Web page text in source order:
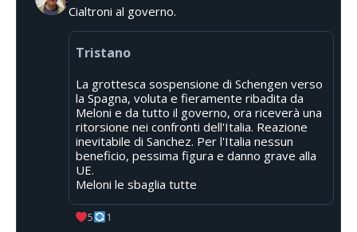
Cialtroni al governo.
Tristano
La grottesca sospensione di Schengen verso
la Spagna, voluta e fieramente ribadita da
Meloni e da tutto il governo, ora riceverà una
ritorsione nei confronti dell'Italia. Reazione
inevitabile di Sanchez. Per l'Italia nessun
beneficio, pessima figura e danno grave alla
UE.
Meloni le sbaglia tutte
5 1